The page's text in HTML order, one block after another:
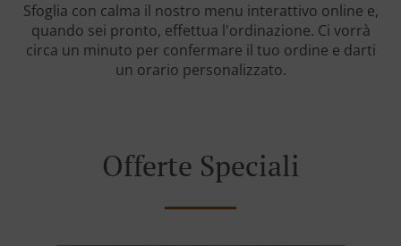
Sfoglia con calma il nostro menu interattivo online e,
quando sei pronto, effettua l'ordinazione. Ci vorrà
circa un minuto per confermare il tuo ordine e darti
un orario personalizzato.
Offerte Speciali